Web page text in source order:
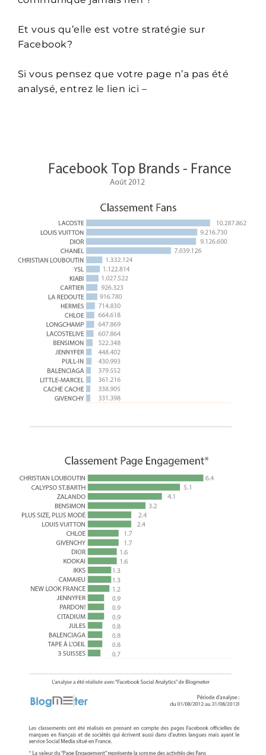
Et vous qu’elle est votre stratégie sur
Facebook?
Si vous pensez que votre page n’a pas été
analysé, entrez le lien ici –